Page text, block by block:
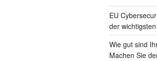
EU
der
Wie gut sind
Machen Sie